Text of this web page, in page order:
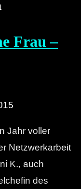
Frau –
Jahr voller
Netzwerkarbeit
K., auch
des